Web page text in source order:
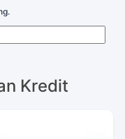
Kredit